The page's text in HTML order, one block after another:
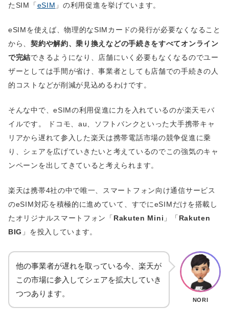
たSIM「eSIM 」の利用促進を挙げています。
eSIMを使えば、物理的なSIMカードの発行が必要なくなること
から、契約や解約、乗り換えなどの手続きをすべてオンライン
で完結できるようになり、店舗にいく必要もなくなるのでユー
ザーとしては手間が省け、事業者としても店舗での手続きの人
的コストなどが削減が見込めるわけです。
そんな中で、eSIMの利用促進に力を入れているのが楽天モバ
イルです。 ドコモ、au、ソフトバンクといった大手携帯キャ
リアから遅れて参入した楽天は携帯電話市場の競争促進に乗
り、シェアを広げていきたいと考えているのでこの強気のキャ
ンペーンを出してきていると考えられます。
楽天は携帯4社の中で唯一、スマートフォン向け通信サービス
のeSIM対応を積極的に進めていて、すでにeSIMだけを搭載し
たオリジナルスマートフォン「Rakuten Mini 」「Rakuten
BIG 」を投入しています。
他の事業者が遅れを取っている今、楽天が
この市場に参入してシェアを拡大していき
つつあります。
NORI